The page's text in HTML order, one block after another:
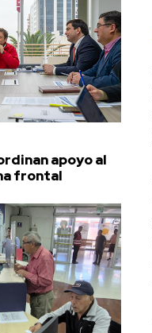
apoyo al
frontal